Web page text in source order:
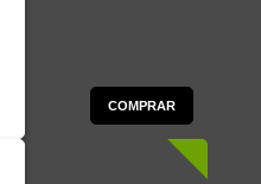
COMPRAR